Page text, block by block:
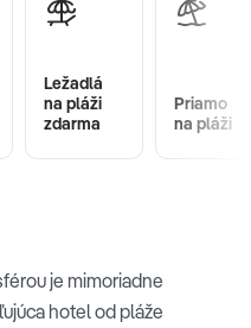
Ležadlá
na pláži
zdarma
Priamo
na pláži
je mimoriadne
hotel od pláže